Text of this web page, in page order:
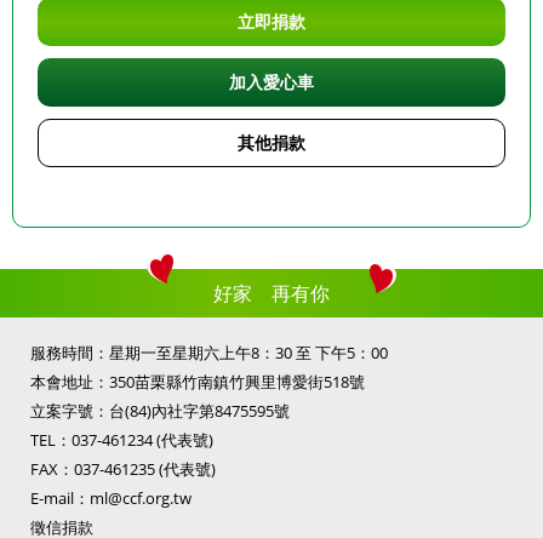
立即捐款
加入愛心車
其他捐款
好家 再有你
服務時間：星期一至星期六上午8：30 至 下午5：00
本會地址：350苗栗縣竹南鎮竹興里博愛街518號
立案字號：台(84)內社字第8475595號
TEL： 037-461234(代表號)
FAX：037-461235 (代表號)
E-mail： ml@ccf.org.tw
徵信捐款